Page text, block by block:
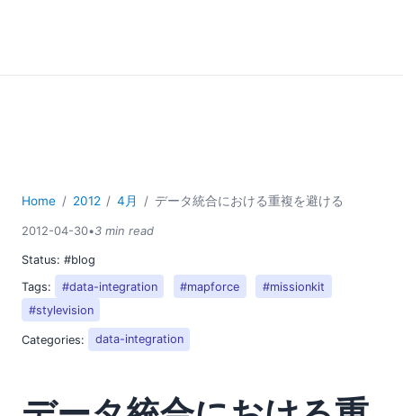
Home 2012 4月 データ統合における重複を避ける
2012-04-30•3 min read
Status: #blog
Tags:
#data-integration #mapforce
#missionkit
#stylevision
Categories: data-integration